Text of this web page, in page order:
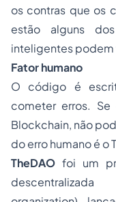
os contras que os
estão alguns
inteligentes podem
Fator humano
O código é
cometer erros.
Blockchain, não
do erro humano é o
TheDAO foi um